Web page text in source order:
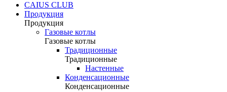
CAIUS CLUB
Продукция
Продукция
Газовые котлы
Газовые котлы
Традиционные
Традиционные
Настенные
Конденсационные
Конденсационные